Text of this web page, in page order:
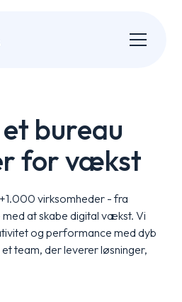
bureau
for vækst
virksomheder - fra
at skabe digital vækst. Vi
og performance med dyb
team, der leverer løsninger,